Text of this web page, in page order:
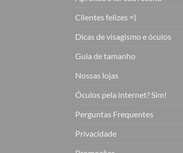
Clientes felizes =)
Dicas de visagismo e óculos
Guia de tamanho
Nossas lojas
Óculos pela internet? Sim!
Perguntas Frequentes
Privacidade